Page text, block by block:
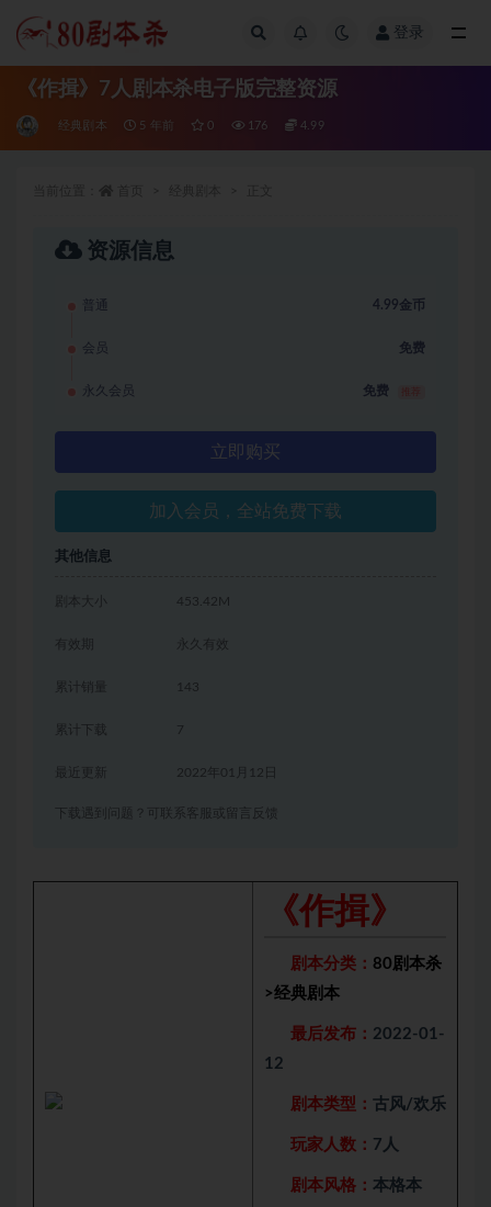
登录
《作揖》7人剧本杀电子版完整资源
经典剧本 5 年前 0 176 4.99
资源信息
普通 4.99金币
会员 免费
永久会员 免费
立即购买
加入会员，全站免费下载
其他信息
剧本大小 453.42M
有效期 永久有效
累计销量 143
累计下载 7
2022年01月12日
下载遇到问题？可联系客服或留言反馈
《作揖》
剧本分类： 80剧本杀
>经典剧本
最后发布： 2022-01-
12
剧本类型： 古风/欢乐
玩家人数： 7人
剧本风格： 本格本